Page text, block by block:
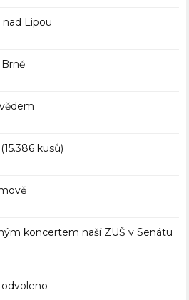
nad Lipou
kusů)
koncertem naší ZUŠ v Senátu